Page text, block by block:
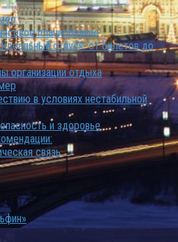
планирование
отпуск: от билетов до
организации отдыха
в условиях нестабильной
и здоровье
связь